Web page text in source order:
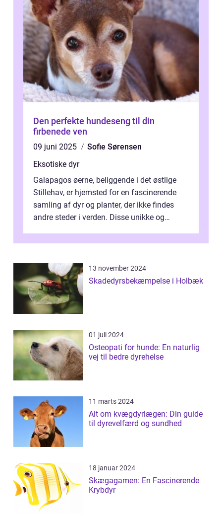
Den perfekte hundeseng til din
firbenede ven
09 juni 2025
Sofie Sørensen
Eksotiske dyr
Galapagos øerne, beliggende i det østlige
Stillehav, er hjemsted for en fascinerende
samling af dyr og planter, der ikke findes
andre steder i verden. Disse unikke og
13 november 2024
Skadedyrsbekæmpelse i Holbæk
01 juli 2024
Osteopati for hunde: En naturlig
vej til bedre dyrehelse
11 marts 2024
Alt om kvægdyrlægen: Din guide
til dyrevelfærd og sundhed
18 januar 2024
Skægagamen: En Fascinerende
Krybdyr